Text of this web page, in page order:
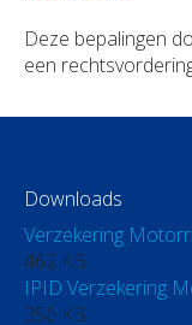
Deze bepalingen
een
Downloads
Verzekering
462 KB
IPID Verzekering
356 KB